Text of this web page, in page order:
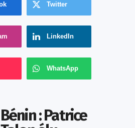
Twitter
LinkedIn
WhatsApp
Bénin : Patrice